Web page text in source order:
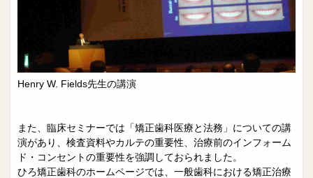
Henry W. Fields先生の講演
また、臨床セミナーでは「矯正歯科医療と法務」についての講
演があり、検査資料やカルテの重要性、治療前のインフォーム
ド・コンセントの重要性を強調しておられました。
ひろ矯正歯科のホームページでは、一般歯科における矯正治療